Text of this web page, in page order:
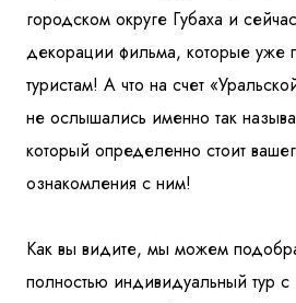
городском округе Губаха и
декорации фильма, которые уже
туристам! А что на счет
не ослышались именно так
который определенно стоит
ознакомления с ним!
Как вы видите, мы можем
полностью индивидуальный тур